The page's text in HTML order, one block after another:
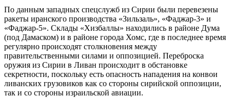
По данным западных спецслужб из Сирии были перевезены
ракеты иранского производства «Зильзаль», «Фаджар-3» и
«Фаджар-5». Склады «Хизбаллы» находились в районе Дума
(под Дамаском) и в районе города Хомс, где в последнее время
регулярно происходят столкновения между
правительственными силами и оппозицией. Переброска
оружия из Сирии в Ливан происходит в обстановке
секретности, поскольку есть опасность нападения на конвои
ливанских грузовиков как со стороны сирийской оппозиции,
так и со стороны израильской авиации.